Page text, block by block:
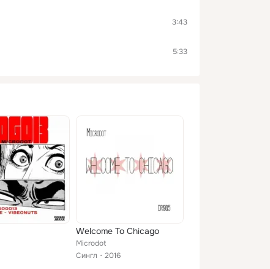
3:43
5:33
Welcome To Chicago
Microdot
Сингл
2016